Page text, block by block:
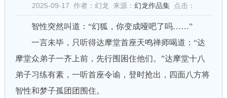
2025-09-17 作者：幻龙 来源： 幻龙作品集点击：
智性突然叫道：“幻狐，你变成哑吧了吗……”
一言未毕，只听得达摩堂首座天鸣禅师喝道：“达
摩堂众弟子一齐上前，先行围困住他们。”达摩堂十八
弟子习练有素，一听首座令谕，登时抢出，四面八方将
智性和梦子孤团团围住。